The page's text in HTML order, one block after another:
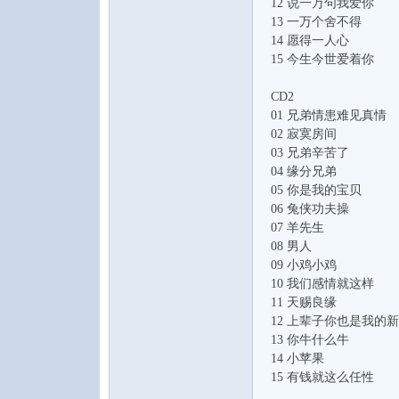
12 说一万句我爱你
13 一万个舍不得
14 愿得一人心
15 今生今世爱着你
CD2
01 兄弟情患难见真情
02 寂寞房间
03 兄弟辛苦了
04 缘分兄弟
05 你是我的宝贝
06 兔侠功夫操
07 羊先生
08 男人
09 小鸡小鸡
10 我们感情就这样
11 天赐良缘
12 上辈子你也是我的
13 你牛什么牛
14 小苹果
15 有钱就这么任性